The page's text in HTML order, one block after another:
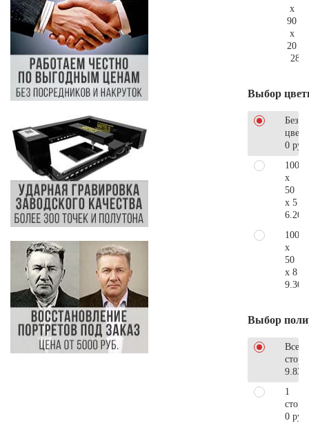
x
90
x
20
Выбор
Без
0 руб.
100
x
50
x 5
100
x
50
x 8
Выбор
Все
1
0 руб.